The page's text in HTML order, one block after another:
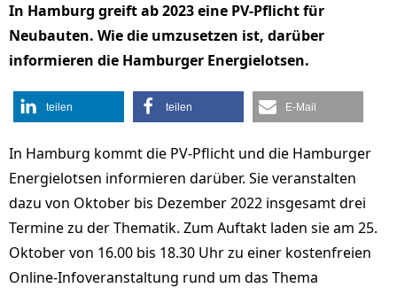
In Hamburg greift ab 2023 eine PV-Pflicht für
Neubauten. Wie die umzusetzen ist, darüber
informieren die Hamburger Energielotsen.
teilen teilen E-Mail
In Hamburg kommt die PV-Pflicht und die Hamburger
Energielotsen informieren darüber. Sie veranstalten
dazu von Oktober bis Dezember 2022 insgesamt drei
Termine zu der Thematik. Zum Auftakt laden sie am 25.
Oktober von 16.00 bis 18.30 Uhr zu einer kostenfreien
Online-Infoveranstaltung rund um das Thema